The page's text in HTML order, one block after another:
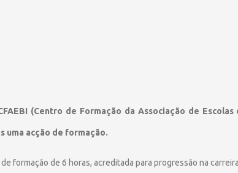
(Centro de Formação da Associação de
uma acção de formação.
formação de 6 horas, acreditada para progressão na